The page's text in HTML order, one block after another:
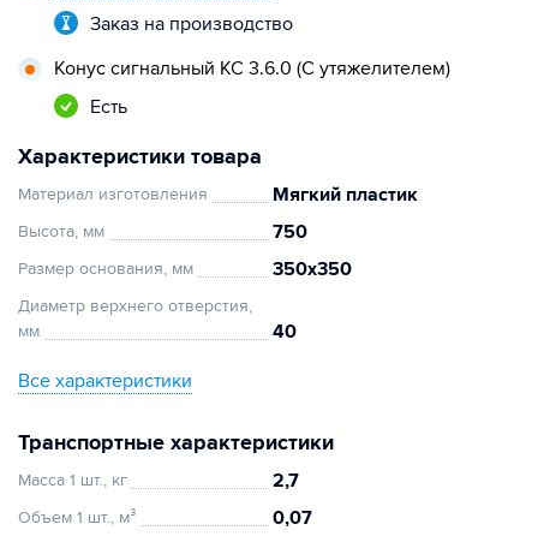
Заказ на производство
Конус сигнальный КС 3.6.0 (С утяжелителем)
Есть
Характеристики товара
Материал изготовления Мягкий пластик
Высота, мм 750
Размер основания, мм 350х350
Диаметр верхнего отверстия,
мм
40
Все характеристики
Транспортные характеристики
Масса 1 шт., кг 2,7
Объем 1 шт., м³ 0,07